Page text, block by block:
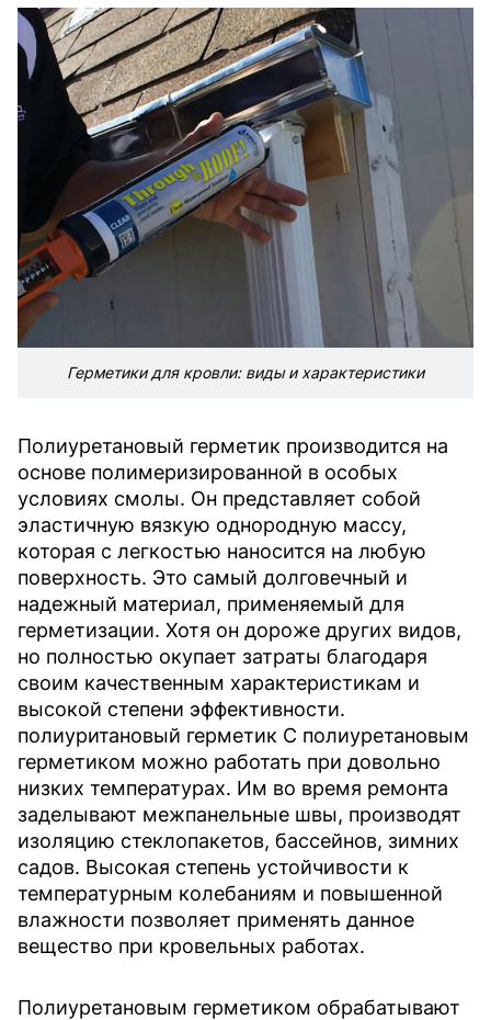
Герметики для кровли: виды и характеристики
Полиуретановый герметик производится на
основе полимеризированной в особых
условиях смолы. Он представляет собой
эластичную вязкую однородную массу,
которая с легкостью наносится на любую
поверхность. Это самый долговечный и
надежный материал, применяемый для
герметизации. Хотя он дороже других видов,
но полностью окупает затраты благодаря
своим качественным характеристикам и
высокой степени эффективности.
полиуритановый герметик С полиуретановым
герметиком можно работать при довольно
низких температурах. Им во время ремонта
заделывают межпанельные швы, производят
изоляцию стеклопакетов, бассейнов, зимних
садов. Высокая степень устойчивости к
температурным колебаниям и повышенной
влажности позволяет применять данное
вещество при кровельных работах.
Полиуретановым герметиком обрабатывают